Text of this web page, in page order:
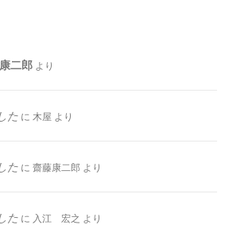
二郎 より
た に 木屋 より
た に 齋藤康二郎 より
た に 入江 宏之 より